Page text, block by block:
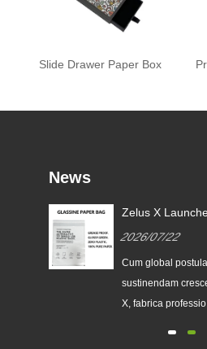
Slide Drawer Paper Box
News
Zelus X
Global brands
use Plastic
2026/07/22
Cum global
sustinendam
X, fabrica